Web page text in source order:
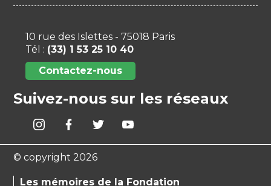
10 rue des Islettes - 75018 Paris
Tél : (33) 1 53 25 10 40
Contactez-nous
Suivez-nous sur les réseaux
© copyright 2026
Les mémoires de la Fondation